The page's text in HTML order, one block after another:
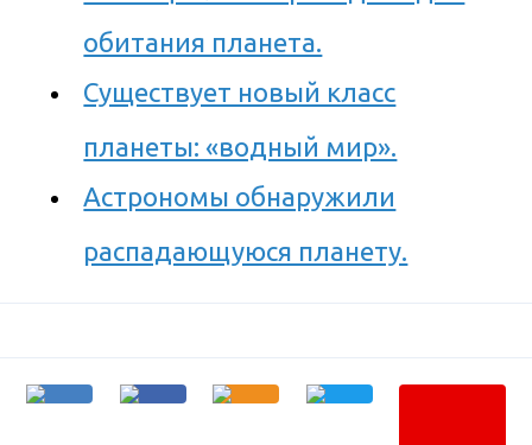
обитания планета.
Существует новый класс
планеты: «водный мир».
Астрономы обнаружили
распадающуюся планету.